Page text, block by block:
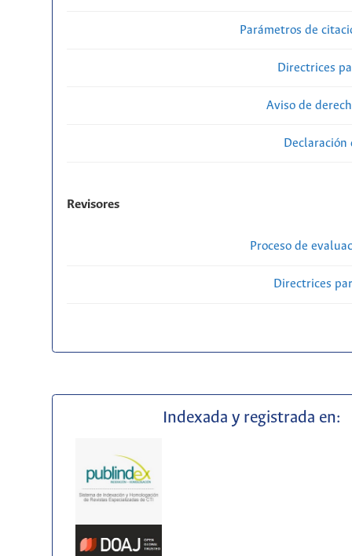
Parámetros de
Directrices
Aviso de
Revisores
Proceso de
Directrices
Indexada y registrada en: